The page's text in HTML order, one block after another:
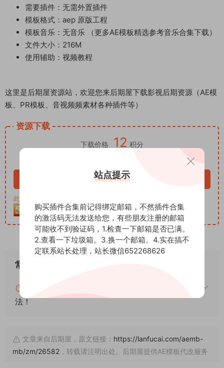
需要插件：无需外置插件
模板格式：aep 原版工程
模板音乐：无音乐 （更多AE模板精选参考音乐合集下载）
文件大小：216M
使用辅助：视频教程
这里是后期屋资源站，欢迎您来后期屋下载影视后期资源（AE模
板、PR模板、音视频频素材各种插件等）
资源下载
下载价格 12 积分
立即购买
此资源购买后30天内可下载。客服QQ：652268626
常见问题
法！
文章来自后期屋，原文链接： https://lanfucai.com/aemb-
mb/zm/26582 ，转载请注明出处。后期屋提供AE模板代改服务
站点提示
购买插件合集前记得绑定邮箱，不然插件合集
的激活码无法发送给您，有些朋友注册的邮箱
可能收不到验证码，1.检查一下邮箱是否已满。
2.查看一下垃圾箱。3.换一个邮箱。4.实在搞不
定联系站长处理，站长微信652268626